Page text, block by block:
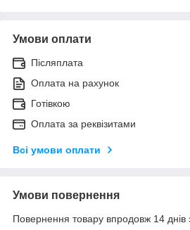
Умови оплати
Післяплата
Оплата на рахунок
Готівкою
Оплата за реквізитами
Всі умови оплати
Умови повернення
Повернення товару впродовж 14 днів